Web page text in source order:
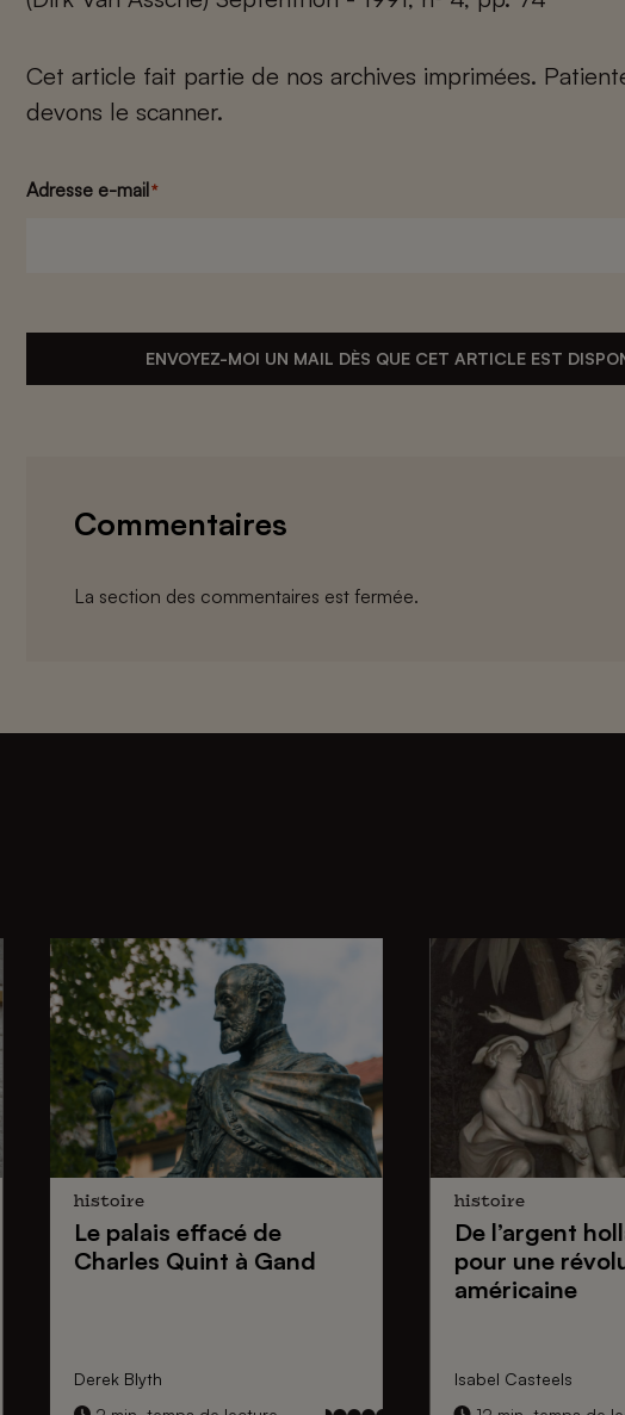
Cet article fait partie de nos archives imprimées.
devons le scanner.
Adresse e-mail *
ENVOYEZ-MOI UN MAIL DÈS QUE CET ARTICLE EST
Commentaires
La section des commentaires est fermée.
histoire
Le palais effacé de
Charles Quint à Gand
Derek Blyth
histoire
De l’argent
pour une
américaine
Isabel Casteels